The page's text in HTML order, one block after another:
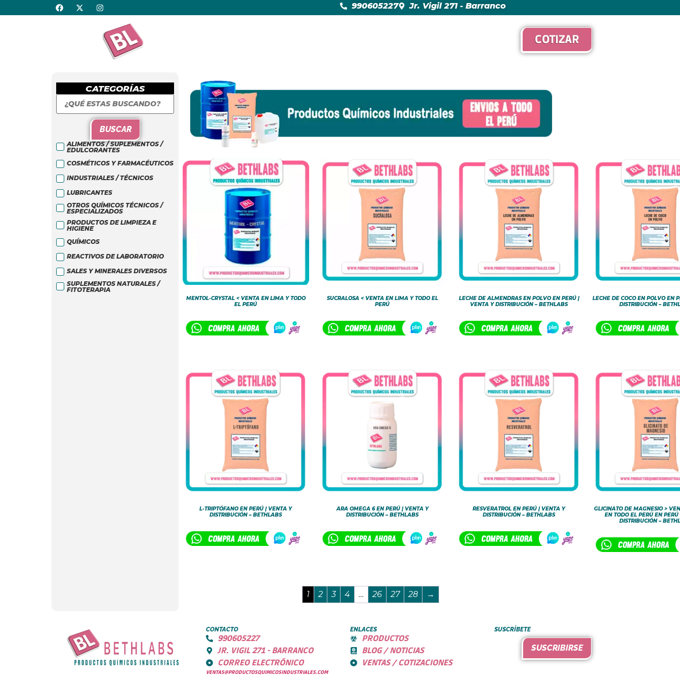
990605227 Jr. Vigil 271 - Barranco
COTIZAR
CATEGORÍAS
BUSCAR
ALIMENTOS / SUPLEMENTOS /
EDULCORANTES
COSMÉTICOS Y FARMACÉUTICOS
INDUSTRIALES / TÉCNICOS
LUBRICANTES
OTROS QUÍMICOS TÉCNICOS /
ESPECIALIZADOS
PRODUCTOS DE LIMPIEZA E
HIGIENE
QUÍMICOS
REACTIVOS DE LABORATORIO
SALES Y MINERALES DIVERSOS
SUPLEMENTOS NATURALES /
FITOTERAPIA
MENTOL-CRYSTAL < VENTA EN LIMA Y TODO
EL PERÚ
SUCRALOSA < VENTA EN LIMA Y TODO EL
PERÚ
LECHE DE ALMENDRAS EN POLVO EN PERÚ |
VENTA Y DISTRIBUCIÓN – BETHLABS
LECHE DE COCO EN POLVO EN
DISTRIBUCIÓN –
L-TRIPTÓFANO EN PERÚ | VENTA Y
DISTRIBUCIÓN – BETHLABS
ARA OMEGA 6 EN PERÚ | VENTA Y
DISTRIBUCIÓN – BETHLABS
RESVERATROL EN PERÚ | VENTA Y
DISTRIBUCIÓN – BETHLABS
GLICINATO DE MAGNESIO >
EN TODO EL PERÚ EN
DISTRIBUCIÓN –
1 2 3 4 … 26 27 28 →
CONTACTO
990605227
JR. VIGIL 271 - BARRANCO
CORREO ELECTRÓNICO
VENTAS@PRODUCTOSQUIMICOSINDUSTRIALES.COM
ENLACES
PRODUCTOS
BLOG / NOTICIAS
VENTAS / COTIZACIONES
SUSCRÍBETE
SUSCRIBIRSE